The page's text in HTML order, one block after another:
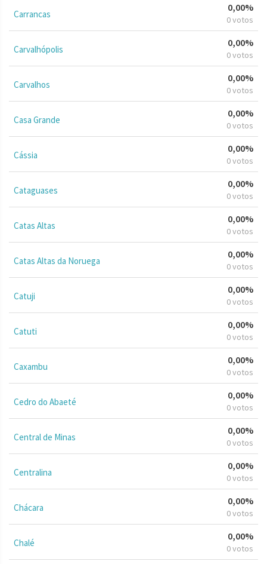
Carrancas
0,00%
0 votos
Carvalhópolis
0,00%
0 votos
Carvalhos
0,00%
0 votos
Casa Grande
0,00%
0 votos
Cássia
0,00%
0 votos
Cataguases
0,00%
0 votos
Catas Altas
0,00%
0 votos
Catas Altas da Noruega
0,00%
0 votos
Catuji
0,00%
0 votos
Catuti
0,00%
0 votos
Caxambu
0,00%
0 votos
Cedro do Abaeté
0,00%
0 votos
Central de Minas
0,00%
0 votos
Centralina
0,00%
0 votos
Chácara
0,00%
0 votos
Chalé
0,00%
0 votos